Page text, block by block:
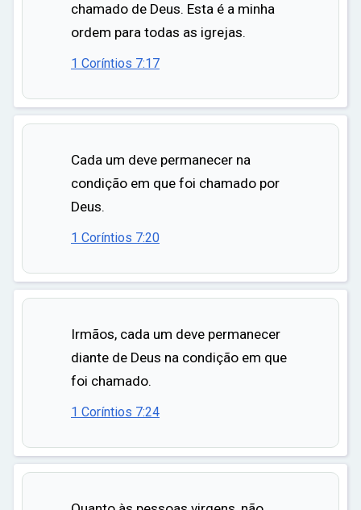
chamado de Deus. Esta é a minha
ordem para todas as igrejas.
1 Coríntios 7:17
Cada um deve permanecer na
condição em que foi chamado por
Deus.
1 Coríntios 7:20
Irmãos, cada um deve permanecer
diante de Deus na condição em que
foi chamado.
1 Coríntios 7:24